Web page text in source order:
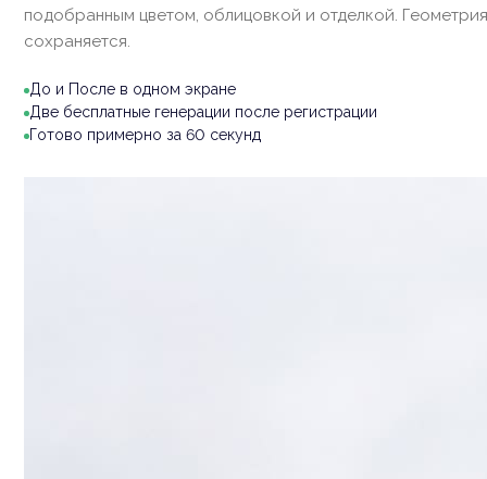
подобранным цветом, облицовкой и отделкой.
сохраняется.
До и После в одном экране
Две бесплатные генерации после регистрации
Готово примерно за 60 секунд